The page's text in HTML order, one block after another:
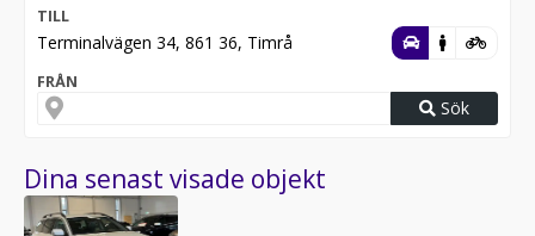
TILL
Terminalvägen 34, 861 36, Timrå
FRÅN
Sök
Dina senast visade objekt